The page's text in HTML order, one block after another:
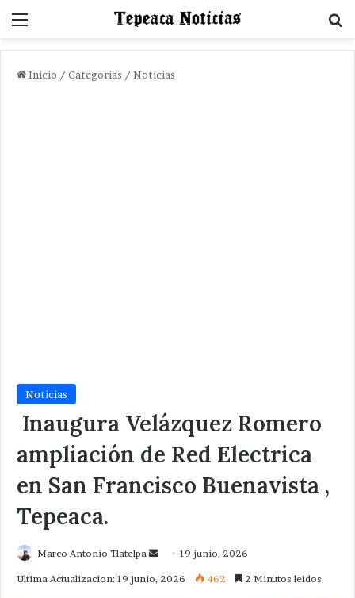
Menu
Inicio / Categorias / Noticias
Noticias
Inaugura Velázquez Romero
ampliación de Red Electrica
en San Francisco Buenavista ,
Tepeaca.
Marco Antonio Tlatelpa
Send19 junio, 2026
Ultima Actualizacion: 19 junio, 2026 462 2 Minutos leidos